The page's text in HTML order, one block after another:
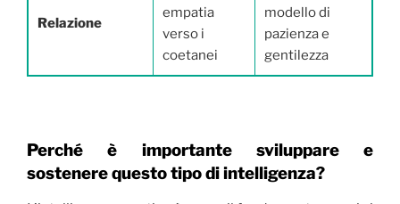
Relazione
empatia
verso i
coetanei
modello di
pazienza e
gentilezza
Perché è importante sviluppare e
sostenere questo tipo di intelligenza?